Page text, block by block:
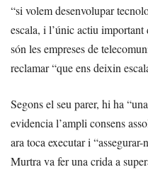
“si volem desenvolupar
escala, i l’únic actiu
són les empreses de
reclamar “que ens deixin
Segons el seu parer, hi ha
evidencia l’ampli consens
ara toca executar i
Murtra va fer una crida a